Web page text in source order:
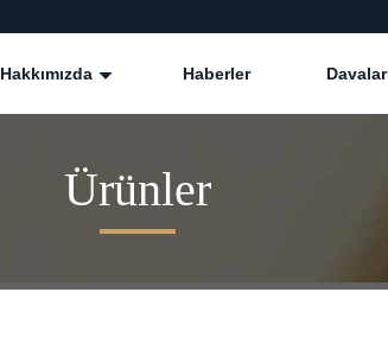
Hakkımızda Haberler Davalar
Ürünler